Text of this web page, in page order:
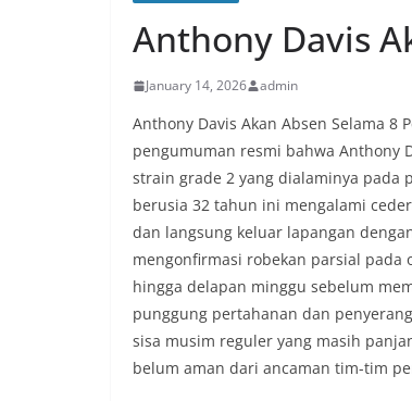
Anthony Davis
January 14, 2026 admin
Anthony Davis Akan Absen Selama 8
pengumuman resmi bahwa Anthony
strain grade 2 yang dialaminya pada
berusia 32 tahun ini mengalami
dan langsung keluar lapangan
mengonfirmasi robekan parsial
hingga delapan minggu sebelum
punggung pertahanan dan
sisa musim reguler yang masih
belum aman dari ancaman tim-tim